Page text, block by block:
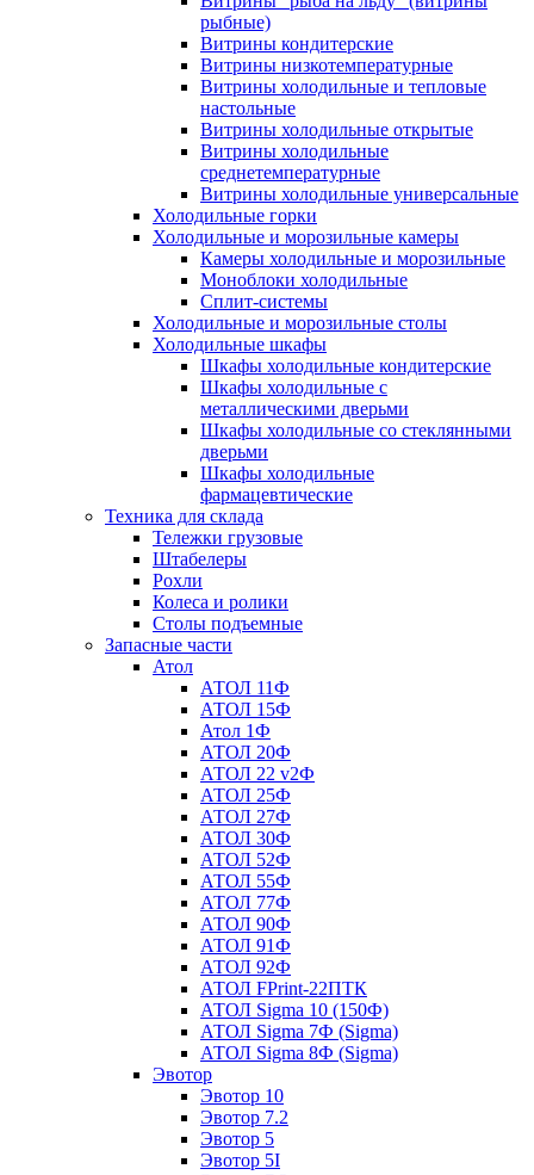
рыбные)
Витрины кондитерские
Витрины низкотемпературные
Витрины холодильные и тепловые
настольные
Витрины холодильные открытые
Витрины холодильные
среднетемпературные
Витрины холодильные универсальные
Холодильные горки
Холодильные и морозильные камеры
Камеры холодильные и морозильные
Моноблоки холодильные
Сплит-системы
Холодильные и морозильные столы
Холодильные шкафы
Шкафы холодильные кондитерские
Шкафы холодильные с
металлическими дверьми
Шкафы холодильные со стеклянными
дверьми
Шкафы холодильные
фармацевтические
Техника для склада
Тележки грузовые
Штабелеры
Рохли
Колеса и ролики
Столы подъемные
Запасные части
Атол
АТОЛ 11Ф
АТОЛ 15Ф
Атол 1Ф
АТОЛ 20Ф
АТОЛ 22 v2Ф
АТОЛ 25Ф
АТОЛ 27Ф
АТОЛ 30Ф
АТОЛ 52Ф
АТОЛ 55Ф
АТОЛ 77Ф
АТОЛ 90Ф
АТОЛ 91Ф
АТОЛ 92Ф
АТОЛ FPrint-22ПТК
АТОЛ Sigma 10 (150Ф)
АТОЛ Sigma 7Ф (Sigma)
АТОЛ Sigma 8Ф (Sigma)
Эвотор
Эвотор 10
Эвотор 7.2
Эвотор 5
Эвотор 5I